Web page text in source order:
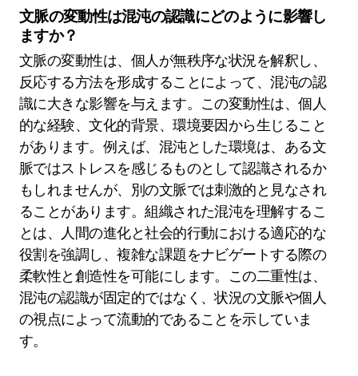
文脈の変動性は混沌の認識にどのように影響し
ますか？
文脈の変動性は、個人が無秩序な状況を解釈し、
反応する方法を形成することによって、混沌の認
識に大きな影響を与えます。この変動性は、個人
的な経験、文化的背景、環境要因から生じること
があります。例えば、混沌とした環境は、ある文
脈ではストレスを感じるものとして認識されるか
もしれませんが、別の文脈では刺激的と見なされ
ることがあります。組織された混沌を理解するこ
とは、人間の進化と社会的行動における適応的な
役割を強調し、複雑な課題をナビゲートする際の
柔軟性と創造性を可能にします。この二重性は、
混沌の認識が固定的ではなく、状況の文脈や個人
の視点によって流動的であることを示していま
す。